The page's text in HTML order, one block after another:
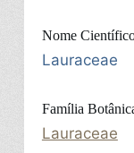
Nome
Lauraceae
Família
Lauraceae